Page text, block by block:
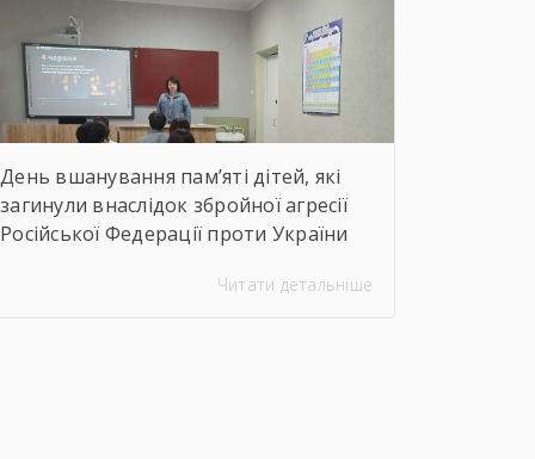
музею митця, де кожен зміг побачити
неймовірну філігранність витинанок,
графіки […]
День вшанування пам’яті дітей, які
загинули внаслідок збройної агресії
Російської Федерації проти України
Читати детальніше